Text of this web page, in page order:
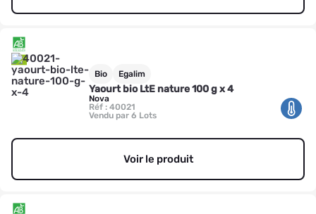
Bio Egalim
Yaourt bio LtE nature 100 g x 4
Nova
Réf : 40021
Vendu par 6 Lots
Voir le produit